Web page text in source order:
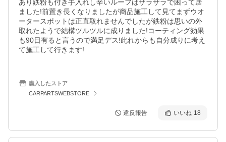
あり鉄粉も付き手入れし辛いルーフはザラザラで困って居
ました!前置き長くなりましたが商品施工して見てまずウオ
ータースポットは正直取れませんでしたが鉄粉は思いの外
取れたようで結構ツルツルに成りました!コーティング効果
も90日有ると言うので満足デス!此れからも自分成りに考え
て施工して行きます!
購入したストア
CARPARTSWEBSTORE
違反報告 いいね 18